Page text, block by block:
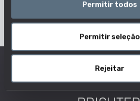
Permitir todos
Permitir seleção
Rejeitar